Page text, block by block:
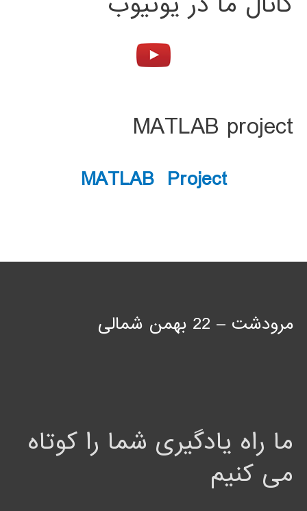
MATLAB project
MATLAB Project
مرودشت – 22 بهمن شمالی
ما راه یادگیری شما را کوتاه
می کنیم